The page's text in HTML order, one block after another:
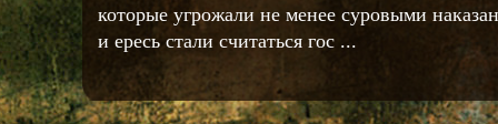
которые угрожали не менее суровыми
и ересь стали считаться гос ...